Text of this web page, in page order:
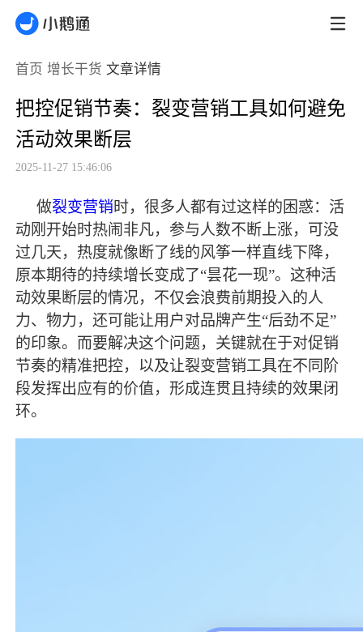
首页 增长干货 文章详情
把控促销节奏：裂变营销工具如何避免
活动效果断层
2025-11-27 15:46:06
做裂变营销时，很多人都有过这样的困惑：活
动刚开始时热闹非凡，参与人数不断上涨，可没
过几天，热度就像断了线的风筝一样直线下降，
原本期待的持续增长变成了“昙花一现”。这种活
动效果断层的情况，不仅会浪费前期投入的人
力、物力，还可能让用户对品牌产生“后劲不足”
的印象。而要解决这个问题，关键就在于对促销
节奏的精准把控，以及让裂变营销工具在不同阶
段发挥出应有的价值，形成连贯且持续的效果闭
环。